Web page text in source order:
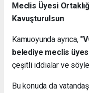
Meclis Üyesi
Kavuşturulsun
Kamuoyunda ayrıca,
belediye meclis
çeşitli iddialar ve
Bu konuda da